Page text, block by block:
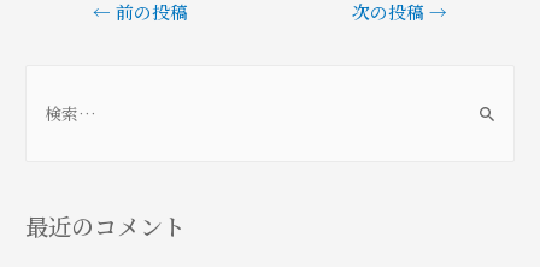
ゲ
ョ
ン
← 前の投稿 次の投稿→
最近のコメント